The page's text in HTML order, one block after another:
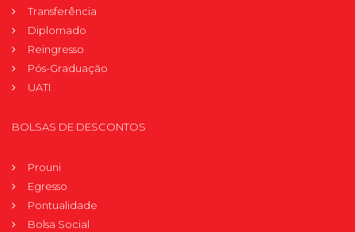
Transferência
Diplomado
Reingresso
Pós-Graduação
UATI
BOLSAS DE DESCONTOS
Prouni
Egresso
Pontualidade
Bolsa Social